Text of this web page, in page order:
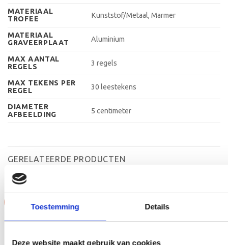
Toestemming Details
Deze website maakt gebruik van cookies
MATERIAAL
TROFEE
Kunststof/Metaal, Marmer
MATERIAAL
GRAVEERPLAAT
Aluminium
MAX AANTAL
REGELS
3 regels
MAX TEKENS PER
REGEL
30 leestekens
DIAMETER
AFBEELDING
5 centimeter
GERELATEERDE PRODUCTEN